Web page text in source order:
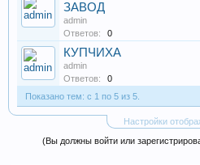
ЗАВОД
admin
Ответов:
0
КУПЧИХА
admin
Ответов:
0
Показано тем: с 1 по 5 из 5.
Настройки
(Вы должны войти или